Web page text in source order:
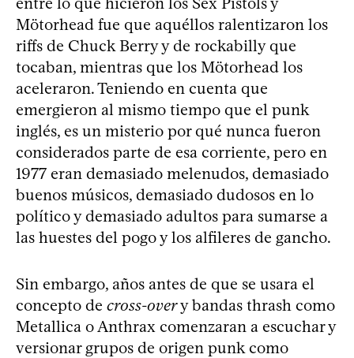
Mötorhead fue que aquéllos ralentizaron los
riffs de Chuck Berry y de rockabilly que
tocaban, mientras que los Mötorhead los
aceleraron. Teniendo en cuenta que
emergieron al mismo tiempo que el punk
inglés, es un misterio por qué nunca fueron
considerados parte de esa corriente, pero en
1977 eran demasiado melenudos, demasiado
buenos músicos, demasiado dudosos en lo
político y demasiado adultos para sumarse a
las huestes del pogo y los alfileres de gancho.
Sin embargo, años antes de que se usara el
concepto de cross-overy bandas thrash como
Metallica o Anthrax comenzaran a escuchar y
versionar grupos de origen punk como